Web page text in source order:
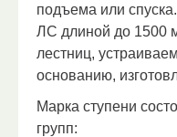
подъема или спуска.
ЛС длиной до 1500
лестниц,
основанию,
Марка ступени
групп: